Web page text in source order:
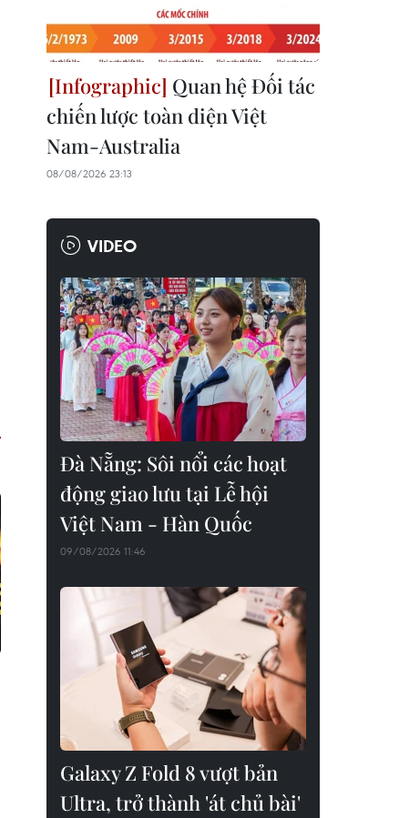
Quan hệ Đối tác
chiến lược toàn diện Việt
Nam-Australia
08/08/2026 23:13
VIDEO
Đà Nẵng: Sôi nổi các hoạt
động giao lưu tại Lễ hội
Việt Nam - Hàn Quốc
09/08/2026 11:46
Galaxy Z Fold 8 vượt bản
Ultra, trở thành 'át chủ bài'